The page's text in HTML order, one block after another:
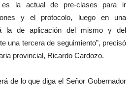
es la actual de pre-clases para ir
y el protocolo, luego en una
la de aplicación del mismo y del
una tercera de seguimiento”, precisó
provincial, Ricardo Cardozo.
de lo que diga el Señor Gobernador